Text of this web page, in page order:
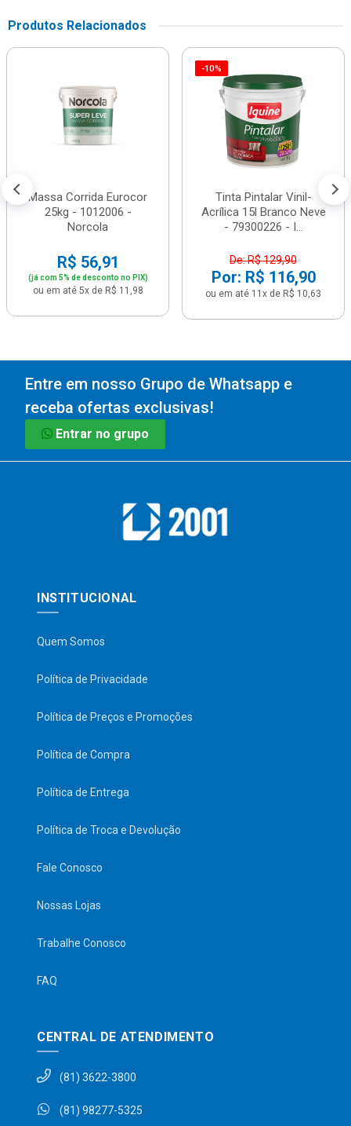
Produtos Relacionados
Massa Corrida Eurocor
25kg - 1012006 -
Norcola
R$ 56,91
(já com 5% de desconto no PIX)
ou em até 5x de R$ 11,98
-10%
Tinta Pintalar Vinil-
Acrílica 15l Branco Neve
- 79300226 - I...
De: R$ 129,90
Por: R$ 116,90
ou em até 11x de R$ 10,63
Entre em nosso Grupo de Whatsapp e
receba ofertas exclusivas!
Entrar no grupo
INSTITUCIONAL
Quem Somos
Política de Privacidade
Política de Preços e Promoções
Política de Compra
Política de Entrega
Política de Troca e Devolução
Fale Conosco
Nossas Lojas
Trabalhe Conosco
FAQ
CENTRAL DE ATENDIMENTO
(81) 3622-3800
(81) 98277-5325